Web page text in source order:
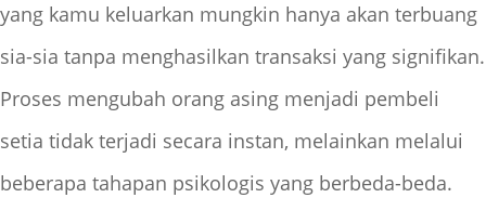
yang kamu keluarkan mungkin hanya akan terbuang
sia-sia tanpa menghasilkan transaksi yang signifikan.
Proses mengubah orang asing menjadi pembeli
setia tidak terjadi secara instan, melainkan melalui
beberapa tahapan psikologis yang berbeda-beda.